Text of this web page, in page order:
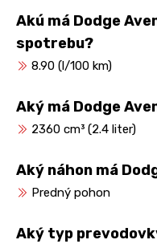
Akú má Dodge
spotrebu?
8.90 (l/100 km)
Aký má Dodge
2360 cm³ (2.4 liter)
Aký náhon má
Predný pohon
Aký typ